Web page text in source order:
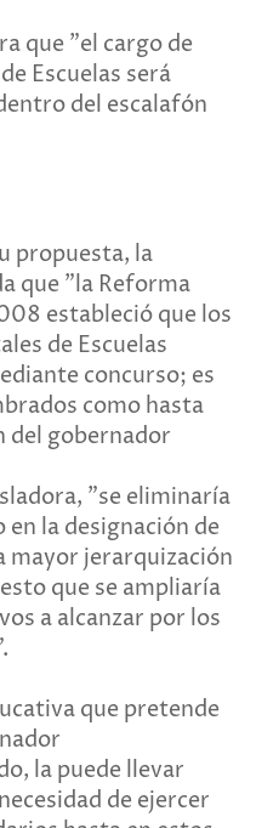
que "el cargo de
Escuelas será
del escalafón
propuesta, la
que "la Reforma
estableció que los
de Escuelas
concurso; es
como hasta
del gobernador
"se eliminaría
la designación de
mayor jerarquización
que se ampliaría
a alcanzar por los
que pretende
la puede llevar
de ejercer